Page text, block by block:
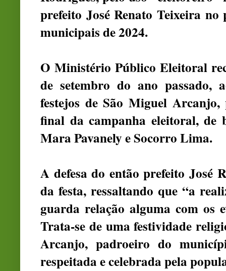
prefeito José Renato Teixeira no
municipais de 2024.
O Ministério Público Eleitoral
de setembro do ano passado,
festejos de São Miguel
final da campanha eleitoral, de
Mara Pavanely e Socorro Lima.
A defesa do então prefeito José
da festa, ressaltando que “a
guarda relação alguma com os
Trata-se de uma festividade
Arcanjo, padroeiro do
respeitada e celebrada pela